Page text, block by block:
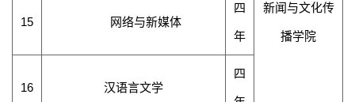
新闻与文化传
播学院
15 网络与新媒体
四
年
16 汉语言文学
四